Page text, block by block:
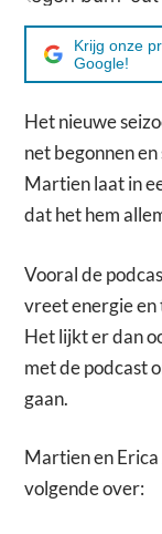
Krijg onze
Google!
Het nieuwe
net begonnen
Martien laat in
dat het hem
Vooral de
vreet energie
Het lijkt er dan
met de podcast
gaan.
Martien en Erica
volgende over: